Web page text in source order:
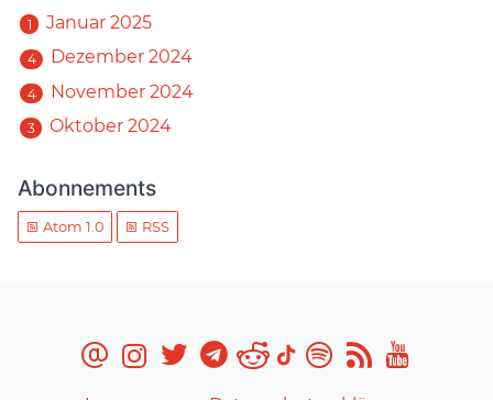
1 Januar 2025
4 Dezember 2024
4 November 2024
3 Oktober 2024
Abonnements
Atom 1.0 RSS